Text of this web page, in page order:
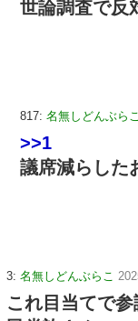
世論調査で反
817: 名無しどんぶらこ
>>1
議席減らした
3: 名無しどんぶらこ
これ目当てで